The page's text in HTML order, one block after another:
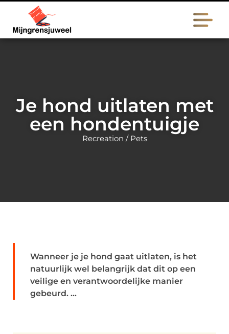
Je hond uitlaten met
een hondentuigje
Recreation / Pets
Wanneer je je hond gaat uitlaten, is het
natuurlijk wel belangrijk dat dit op een
veilige en verantwoordelijke manier
gebeurd. ...